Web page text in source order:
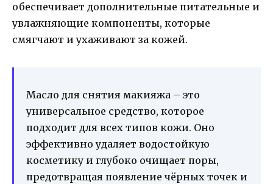
обеспечивает дополнительные питательные и
увлажняющие компоненты, которые
смягчают и ухаживают за кожей.
Масло для снятия макияжа – это
универсальное средство, которое
подходит для всех типов кожи. Оно
эффективно удаляет водостойкую
косметику и глубоко очищает поры,
предотвращая появление чёрных точек и